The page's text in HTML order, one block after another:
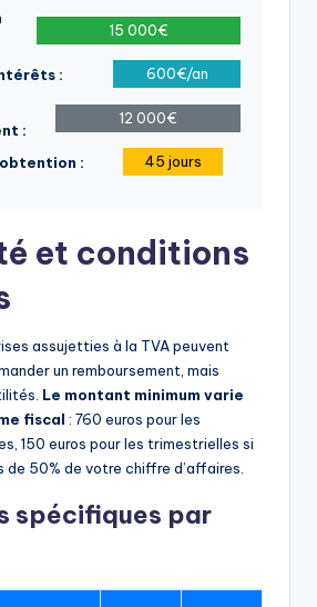
15 000€
:
600€/an
:
12 000€
: 45 jours
et conditions
assujetties à la TVA peuvent
un remboursement, mais
Le montant minimum varie
fiscal : 760 euros pour les
150 euros pour les trimestrielles si
de 50% de votre chiffre d’affaires.
spécifiques par